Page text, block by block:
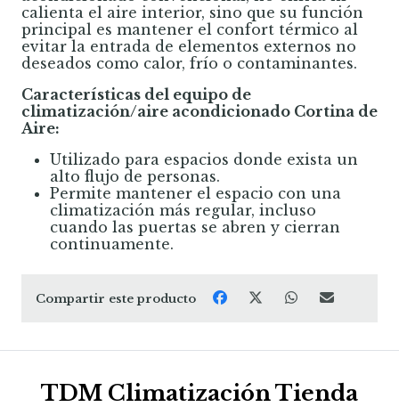
calienta el aire interior, sino que su función
principal es mantener el confort térmico al
evitar la entrada de elementos externos no
deseados como calor, frío o contaminantes.
Características del equipo de
climatización/aire acondicionado Cortina de
Aire:
Utilizado para espacios donde exista un
alto flujo de personas.
Permite mantener el espacio con una
climatización más regular, incluso
cuando las puertas se abren y cierran
continuamente.
Compartir este producto
TDM Climatización Tienda